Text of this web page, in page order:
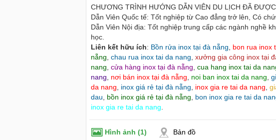
CHƯƠNG TRÌNH HƯỚNG DẪN VIÊN DU LỊCH ĐÃ
Dẫn Viên Quốc tế: Tốt nghiệp từ Cao đẳng trở lên, Có
Dẫn Viên Nội địa: Tốt nghiệp trung cấp các ngành nghề
học.
Liên kết hữu ích: Bồn rửa inox tại đà nẵng bon rua inox
nẵng chau rua inox tai da nang xưởng gia công inox tại
nang cửa hàng inox tại đà nẵng cua hang inox tai da
nang
nơi bán inox tại đà nẵng noi ban inox tai da nang
da nang
inox giá rẻ tại đà nẵng inox gia re tai da nang
dau
bồn inox giá rẻ tại đà nẵng bon inox gia re tai da
inox gia re tai da nang
Hình ảnh (1) Bản đồ